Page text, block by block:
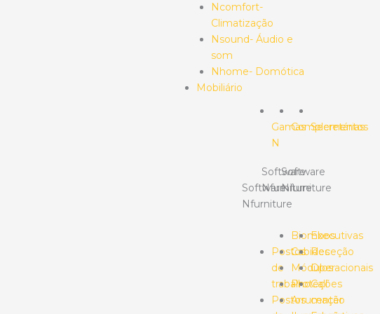
Ncomfort-
Climatização
Nsound- Áudio e
som
Nhome- Domótica
Mobiliário
Gamas
N
Software
Nfurniture
Postos
de
trabalho
Postos
Complementos
Software
Nfurniture
Biombos
Cabides
Módulos
Proteções
Arrumação
Secretárias
Software
Nfurniture
Executivas
Receção
Operacionais
Call
center